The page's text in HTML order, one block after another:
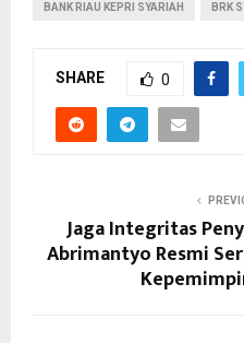
BANK RIAU KEPRI SYARIAH BRK
SHARE 0
Jaga Integritas
Abrimantyo Resmi